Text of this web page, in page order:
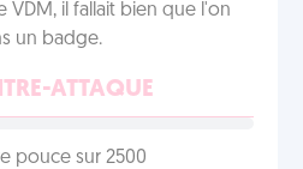
VDM, il fallait bien que l'on
un badge.
ATTAQUE
pouce sur 2500